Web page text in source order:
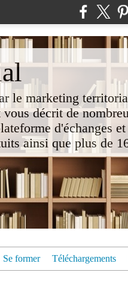
le marketing
décrit de
d'échanges
ainsi que plus de
Se former Téléchargements